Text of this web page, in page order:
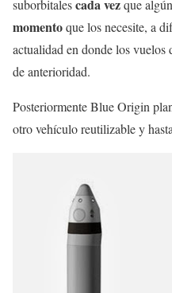
suborbitalescada vezque
momentoque los necesite, a
actualidad en donde los vuelos
de anterioridad.
Posteriormente Blue Origin
otro vehículo reutilizable y